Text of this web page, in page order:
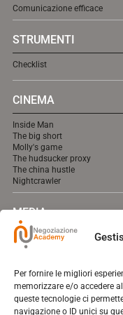
Per fornire le migliori
memorizzare e/o accedere
queste tecnologie ci
navigazione o ID unici su
Comunicazione efficace
STRUMENTI
Checklist
CINEMA
Inside Man
The big short
Molly's game
The hudsucker proxy
The china hustle
Nightcrawler
MEDIA
A breve online.